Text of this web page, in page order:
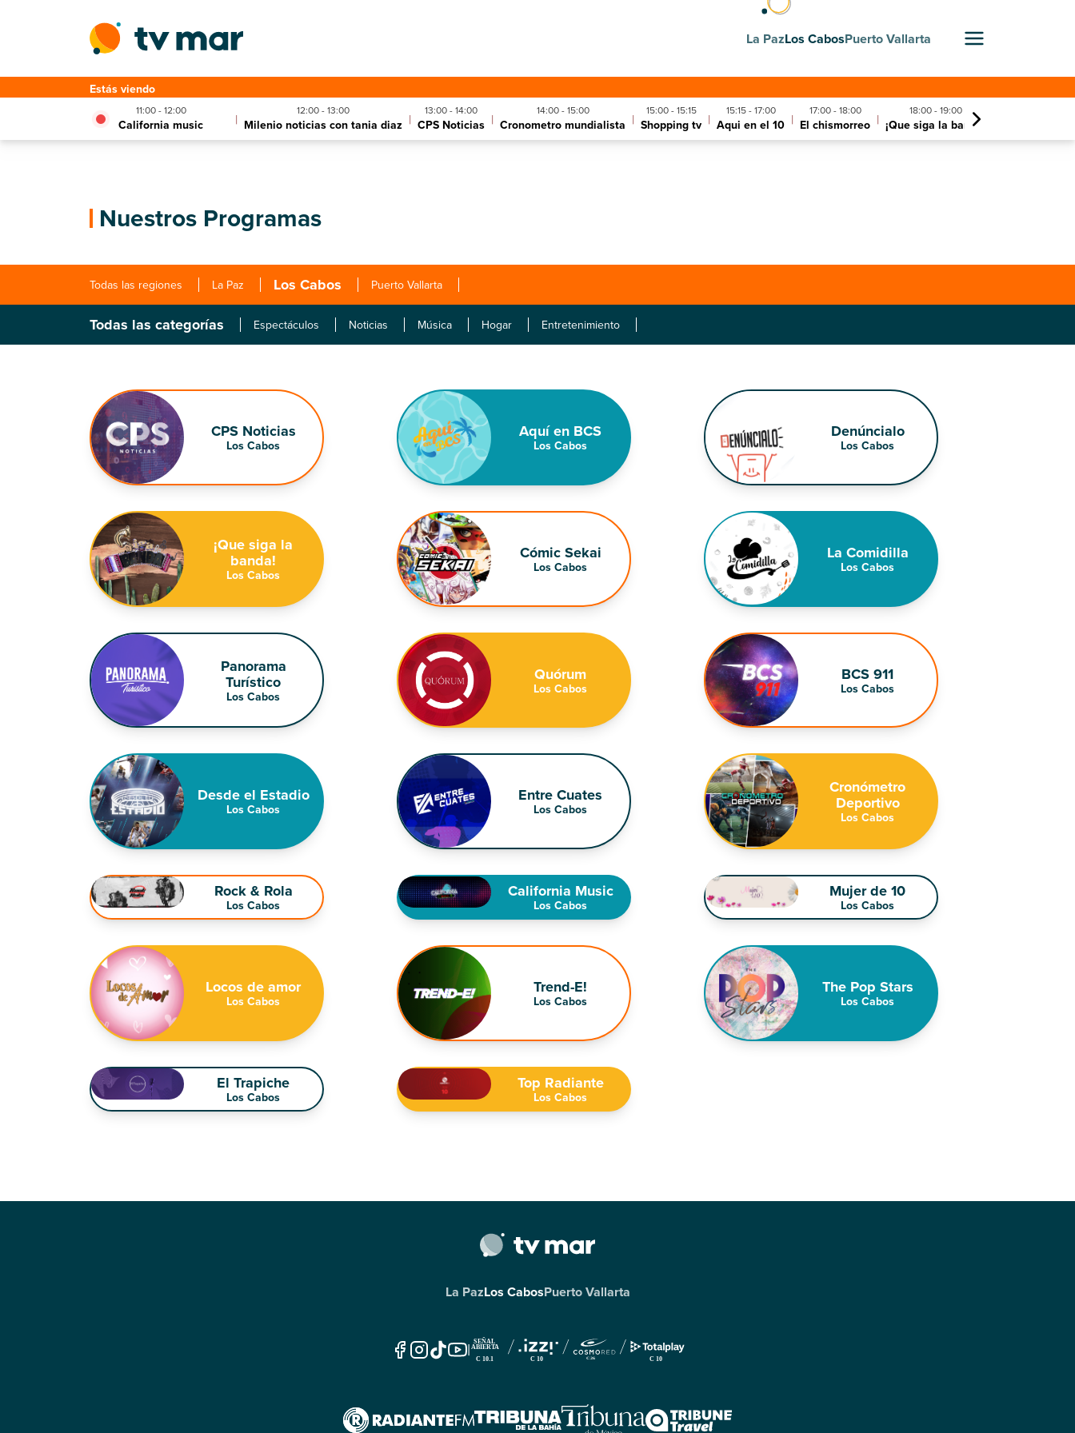
La PazLos CabosPuerto Vallarta
Estás viendo
11:00 - 12:00
California music | 12:00 - 13:00
Milenio noticias con tania diaz | 13:00 - 14:00
CPS Noticias | 14:00 - 15:00
Cronometro mundialista | 15:00 - 15:15
Shopping tv | 15:15 - 17:00
Aqui en el 10 | 17:00 - 18:00
El chismorreo | 18:00 - 19:00
¡Que siga la banda!
Nuestros Programas
Todas las regiones La Paz Los Cabos Puerto Vallarta
Todas las categorías Espectáculos Noticias Música Hogar Entretenimiento
CPS Noticias
Los Cabos
Aquí en BCS
Los Cabos
Denúncialo
Los Cabos
¡Que siga la
banda!
Los Cabos
Cómic Sekai
Los Cabos
La Comidilla
Los Cabos
Panorama
Turístico
Los Cabos
Quórum
Los Cabos
BCS 911
Los Cabos
Desde el Estadio
Los Cabos
Entre Cuates
Los Cabos
Cronómetro
Deportivo
Los Cabos
Rock & Rola
Los Cabos
California Music
Los Cabos
Mujer de 10
Los Cabos
Locos de amor
Los Cabos
Trend-E!
Los Cabos
The Pop Stars
Los Cabos
El Trapiche
Los Cabos
Top Radiante
Los Cabos
La PazLos CabosPuerto Vallarta
|